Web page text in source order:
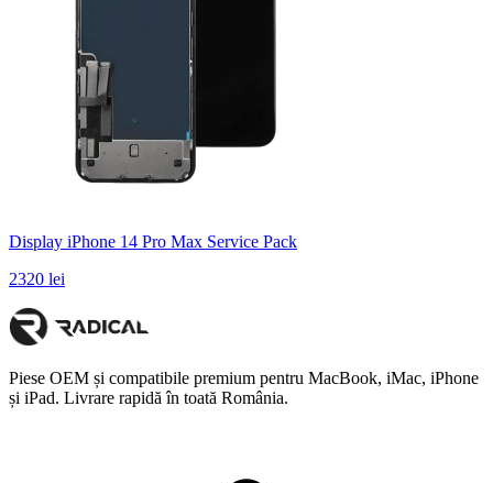
Display iPhone 14 Pro Max Service Pack
2320 lei
Piese OEM și compatibile premium pentru MacBook, iMac, iPhone
și iPad. Livrare rapidă în toată România.